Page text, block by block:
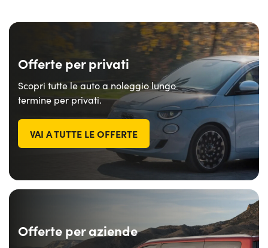
Offerte per privati
Scopri tutte le auto a noleggio lungo
termine per privati.
VAI A TUTTE LE OFFERTE
Offerte per aziende